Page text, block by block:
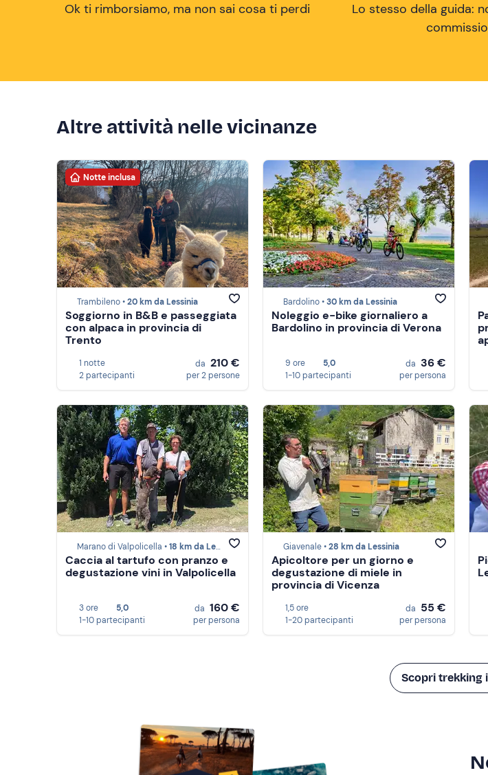
Ok ti rimborsiamo, ma non sai cosa ti perdi
Lo stesso della guida:
Altre attività nelle vicinanze
Notte inclusa
Trambileno •20 km da Lessinia
Soggiorno in B&B e passeggiata
con alpaca in provincia di
Trento
1 notte
2 partecipanti
da 210 €
per 2 persone
Bardolino •30 km da Lessinia
Noleggio e-bike giornaliero a
Bardolino in provincia di Verona
9 ore
5,0
1-10 partecipanti
da 36 €
per persona
Marano di Valpolicella •18 km da Lessinia
Caccia al tartufo con pranzo e
degustazione vini in Valpolicella
3 ore
5,0
1-10 partecipanti
da 160 €
per persona
Giavenale •28 km da Lessinia
Apicoltore per un giorno e
degustazione di miele in
provincia di Vicenza
1,5 ore
1-20 partecipanti
da 55 €
per persona
Scopri trekking